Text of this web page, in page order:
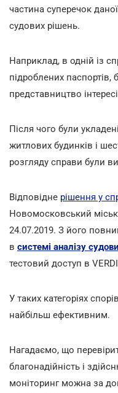
частина суперечок
судових рішень.
Наприклад, в одній із
підроблених
представництво
Після чого були
житлових будинків і
розгляду справи були
Відповідне рішення у
Новомосковський
24.07.2019. З його
в системі аналізу
тестовий доступ в
У таких категоріях
найбільш ефективним.
Нагадаємо, що
благонадійність і
моніторинг можна за